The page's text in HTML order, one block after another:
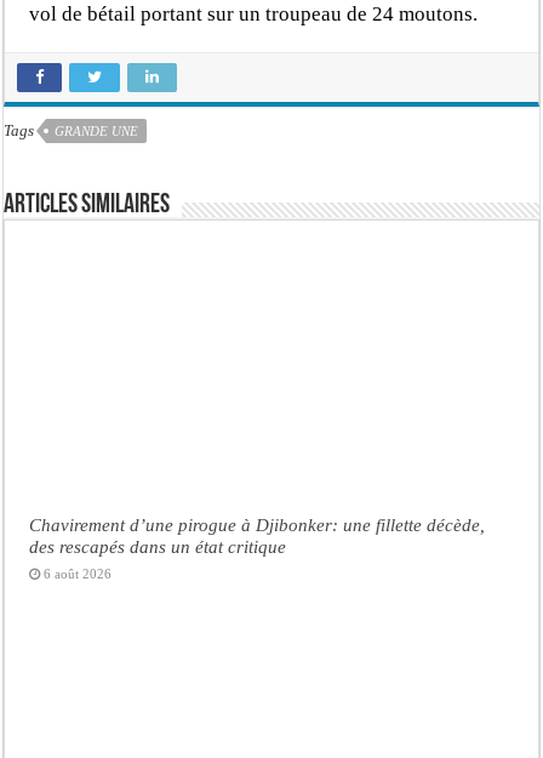
vol de bétail portant sur un troupeau de 24 moutons.
Tags GRANDE UNE
Articles similaires
Chavirement d’une pirogue à Djibonker: une fillette décède,
des rescapés dans un état critique
6 août 2026